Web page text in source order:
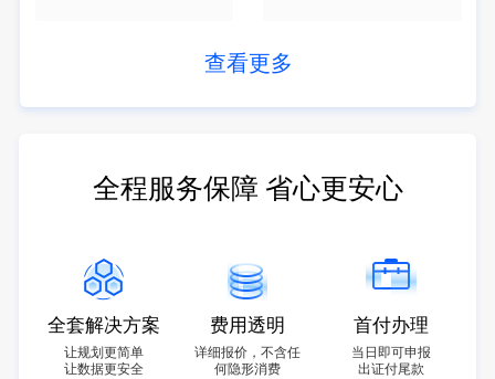
查看更多
全程服务保障 省心更安心
全套解决方案
让规划更简单
让数据更安全
费用透明
详细报价，不含任
何隐形消费
首付办理
当日即可申报
出证付尾款